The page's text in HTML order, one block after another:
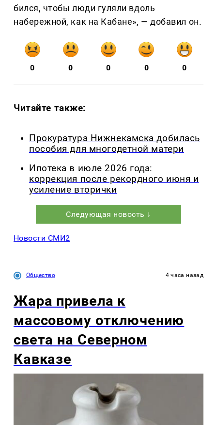
бился, чтобы люди гуляли вдоль
набережной, как на Кабане», — добавил он.
0 0 0 0 0
Читайте также:
Прокуратура Нижнекамска добилась
пособия для многодетной матери
Ипотека в июле 2026 года:
коррекция после рекордного июня и
усиление вторички
Следующая новость ↓
Новости СМИ2
Общество 4 часа назад
Жара привела к
массовому отключению
света на Северном
Кавказе